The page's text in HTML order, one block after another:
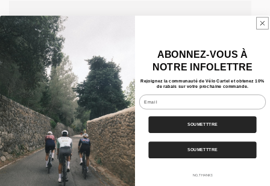
ABONNEZ-VOUS À
NOTRE INFOLETTRE
Rejoignez la communauté de Vélo Cartel et obtenez 10%
de rabais sur votre prochaine commande.
Email
SOUMETTTRE
SOUMETTTRE
NO, THANKS